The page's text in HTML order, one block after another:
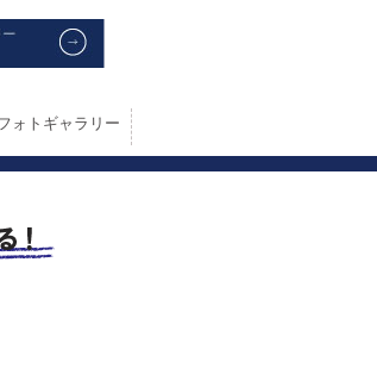
ォトギャラリー